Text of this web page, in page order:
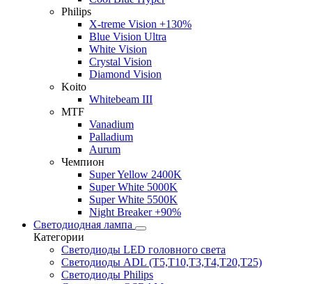
Philips
X-treme Vision +130%
Blue Vision Ultra
White Vision
Crystal Vision
Diamond Vision
Koito
Whitebeam III
MTF
Vanadium
Palladium
Aurum
Чемпион
Super Yellow 2400K
Super White 5000K
Super White 5500K
Night Breaker +90%
Светодиодная лампа
Категории
Светодиоды LED головного света
Светодиоды ADL (T5,T10,T3,T4,T20,T25)
Светодиоды Philips